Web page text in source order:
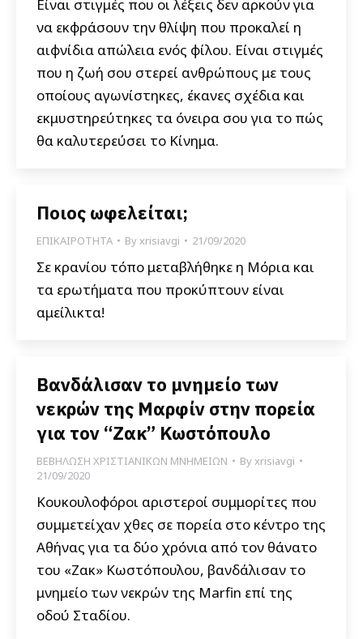
Είναι στιγμές που οι λέξεις δεν αρκούν για
να εκφράσουν την θλίψη που προκαλεί η
αιφνίδια απώλεια ενός φίλου. Είναι στιγμές
που η ζωή σου στερεί ανθρώπους με τους
οποίους αγωνίστηκες, έκανες σχέδια και
εκμυστηρεύτηκες τα όνειρα σου για το πώς
θα καλυτερεύσει το Κίνημα.
Ποιος ωφελείται;
ΕΠΙΚΑΙΡΟΤΗΤΑ Byxrisiavgi 21/09/2020
Σε κρανίου τόπο μεταβλήθηκε η Μόρια και
τα ερωτήματα που προκύπτουν είναι
αμείλικτα!
Βανδάλισαν το μνημείο των
νεκρών της Μαρφίν στην πορεία
για τον “Ζακ” Κωστόπουλο
ΒΕΒΗΛΩΣΗ ΧΡΙΣΤΙΑΝΙΚΩΝ ΜΝΗΜΕΙΩΝ Byxrisiavgi
21/09/2020
Κουκουλοφόροι αριστεροί συμμορίτες που
συμμετείχαν χθες σε πορεία στο κέντρο της
Αθήνας για τα δύο χρόνια από τον θάνατο
του «Ζακ» Κωστόπουλου, βανδάλισαν το
μνημείο των νεκρών της Marfin επί της
οδού Σταδίου.